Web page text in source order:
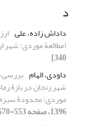
د
داداش زاده، علی
(مطالعۀ موردی: شهر
340]
داودی، الهام بررسی
شهر زنجان در بازۀ
موردی: محدودۀ
1396، صفحه 553-570]